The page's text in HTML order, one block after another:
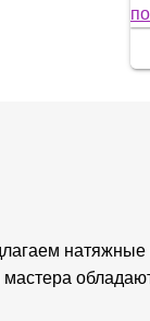
натяжные